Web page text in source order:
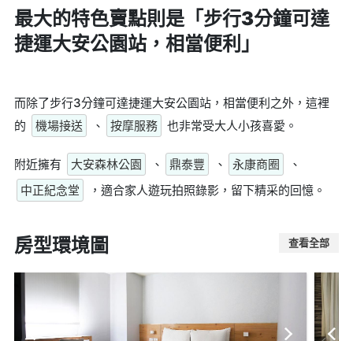
最大的特色賣點則是「步行3分鐘可達
捷運大安公園站，相當便利」
而除了步行3分鐘可達捷運大安公園站，相當便利之外，這裡
的
機場接送 、 按摩服務 也非常受大人小孩喜愛。
附近擁有 大安森林公園 、 鼎泰豐 、 永康商圈
、
中正紀念堂
，適合家人遊玩拍照錄影，留下精采的回憶。
房型環境圖 查看全部